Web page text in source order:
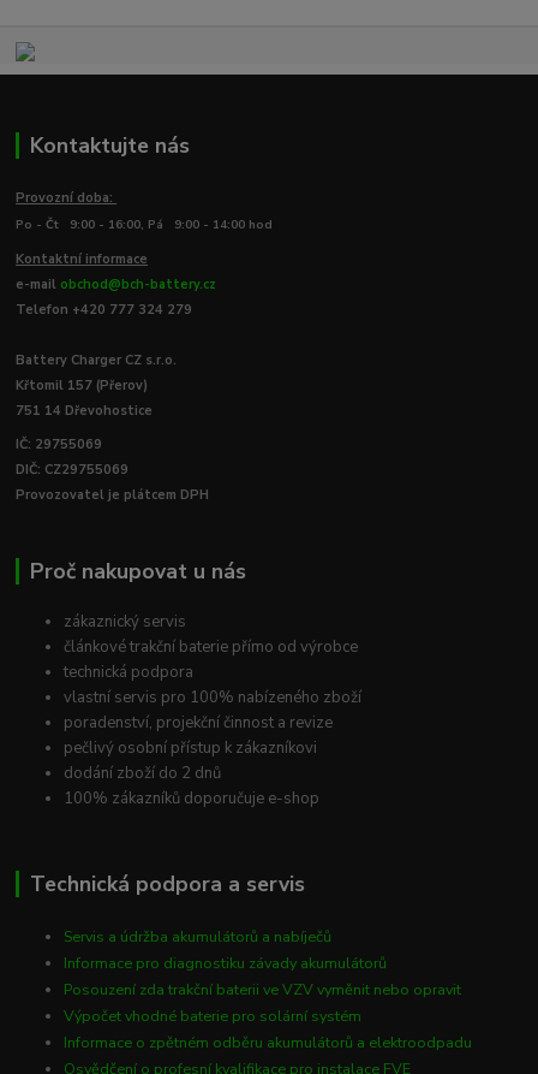
Kontaktujte nás
Provozní doba:
Po - Čt 9:00 - 16:00, Pá 9:00 - 14:00 hod
Kontaktní informace
e-mail obchod@bch-battery.cz
Telefon +420 777 324 279
Battery Charger CZ s.r.o.
Křtomil 157 (Přerov)
751 14 Dřevohostice
IČ: 29755069
DIČ: CZ29755069
Provozovatel je plátcem DPH
Proč nakupovat u nás
zákaznický servis
článkové trakční baterie přímo od výrobce
technická podpora
vlastní servis pro 100% nabízeného zboží
poradenství, projekční činnost a revize
pečlivý osobní přístup k zákazníkovi
dodání zboží do 2 dnů
100% zákazníků doporučuje e-shop
Technická podpora a servis
Servis a údržba akumulátorů a nabíječů
Informace pro diagnostiku závady akumulátorů
Posouzení zda trakční baterii ve VZV vyměnit nebo opravit
Výpočet vhodné baterie pro solární systém
Informace o zpětném odběru akumulátorů a elektroodpadu
Osvědčení o profesní kvalifikace pro instalace FVE